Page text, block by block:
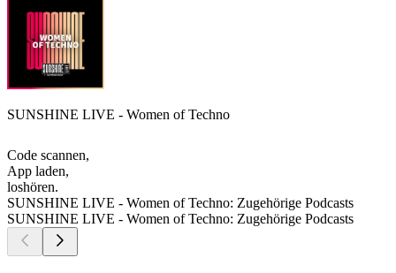
SUNSHINE LIVE - Women of Techno
Code scannen,
App laden,
loshören.
SUNSHINE LIVE - Women of Techno: Zugehörige Podcasts
SUNSHINE LIVE - Women of Techno: Zugehörige Podcasts